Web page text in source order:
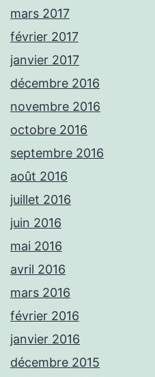
mars 2017
février 2017
janvier 2017
décembre 2016
novembre 2016
octobre 2016
septembre 2016
août 2016
juillet 2016
juin 2016
mai 2016
avril 2016
mars 2016
février 2016
janvier 2016
décembre 2015